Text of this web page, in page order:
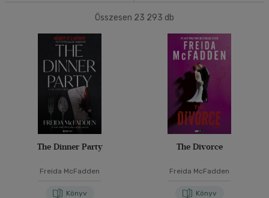
500 Ft alatt
500 Ft - 2500 Ft
2500 Ft - 4500 Ft
4500 Ft felett
Korosztály szerint
Gyermek(3)
mind (3)
Összesen 23 293 db
The Dinner Party
Freida McFadden
Könyv
The Divorce
Freida McFadden
Könyv